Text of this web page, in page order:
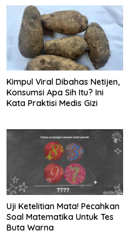
Kimpul Viral Dibahas Netijen,
Konsumsi Apa Sih Itu? Ini
Kata Praktisi Medis Gizi
Uji Ketelitian Mata! Pecahkan
Soal Matematika Untuk Tes
Buta Warna